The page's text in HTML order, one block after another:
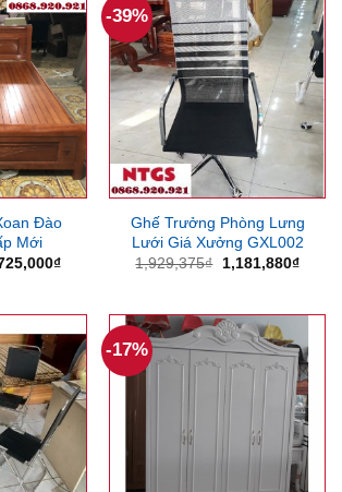
Đào
Mới
₫Giá
4,725,000₫.
-39%
Ghế Trưởng Phòng Lưng
Lưới Giá Xưởng GXL002
1,929,375₫
Giá
1,181,880₫Giá
-17%